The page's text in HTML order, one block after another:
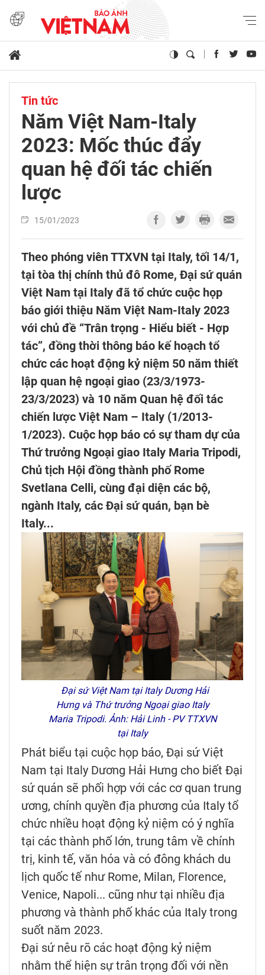
Tin tức
Năm Việt Nam-Italy
2023: Mốc thúc đẩy
quan hệ đối tác chiến
lược
15/01/2023
Theo phóng viên TTXVN tại Italy, tối 14/1,
tại tòa thị chính thủ đô Rome, Đại sứ quán
Việt Nam tại Italy đã tổ chức cuộc họp
báo giới thiệu Năm Việt Nam-Italy 2023
với chủ đề “Trân trọng - Hiểu biết - Hợp
tác”, đồng thời thông báo kế hoạch tổ
chức các hoạt động kỷ niệm 50 năm thiết
lập quan hệ ngoại giao (23/3/1973-
23/3/2023) và 10 năm Quan hệ đối tác
chiến lược Việt Nam – Italy (1/2013-
1/2023). Cuộc họp báo có sự tham dự của
Thứ trưởng Ngoại giao Italy Maria Tripodi,
Chủ tịch Hội đồng thành phố Rome
Svetlana Celli, cùng đại diện các bộ,
ngành Italy, các Đại sứ quán, bạn bè
Italy...
Đại sứ Việt Nam tại Italy Dương Hải
Hưng và Thứ trưởng Ngoại giao Italy
Maria Tripodi. Ảnh: Hải Linh - PV TTXVN
tại Italy
Phát biểu tại cuộc họp báo, Đại sứ Việt
Nam tại Italy Dương Hải Hưng cho biết Đại
sứ quán sẽ phối hợp với các cơ quan trung
ương, chính quyền địa phương của Italy tổ
chức nhiều hoạt động kỷ niệm có ý nghĩa
tại các thành phố lớn, trung tâm về chính
trị, kinh tế, văn hóa và có đông khách du
lịch quốc tế như Rome, Milan, Florence,
Venice, Napoli... cũng như tại nhiều địa
phương và thành phố khác của Italy trong
suốt năm 2023.
Đại sứ nêu rõ các hoạt động kỷ niệm
nhằm thể hiện sự trân trọng đối với nền